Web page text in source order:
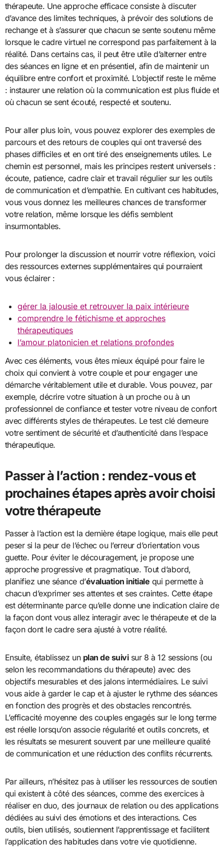
thérapeute. Une approche efficace consiste à discuter
d’avance des limites techniques, à prévoir des solutions de
rechange et à s’assurer que chacun se sente soutenu même
lorsque le cadre virtuel ne correspond pas parfaitement à la
réalité. Dans certains cas, il peut être utile d’alterner entre
des séances en ligne et en présentiel, afin de maintenir un
équilibre entre confort et proximité. L’objectif reste le même
: instaurer une relation où la communication est plus fluide et
où chacun se sent écouté, respecté et soutenu.
Pour aller plus loin, vous pouvez explorer des exemples de
parcours et des retours de couples qui ont traversé des
phases difficiles et en ont tiré des enseignements utiles. Le
chemin est personnel, mais les principes restent universels :
écoute, patience, cadre clair et travail régulier sur les outils
de communication et d’empathie. En cultivant ces habitudes,
vous vous donnez les meilleures chances de transformer
votre relation, même lorsque les défis semblent
insurmontables.
Pour prolonger la discussion et nourrir votre réflexion, voici
des ressources externes supplémentaires qui pourraient
vous éclairer :
gérer la jalousie et retrouver la paix intérieure
comprendre le fétichisme et approches
thérapeutiques
l’amour platonicien et relations profondes
Avec ces éléments, vous êtes mieux équipé pour faire le
choix qui convient à votre couple et pour engager une
démarche véritablement utile et durable. Vous pouvez, par
exemple, décrire votre situation à un proche ou à un
professionnel de confiance et tester votre niveau de confort
avec différents styles de thérapeutes. Le test clé demeure
votre sentiment de sécurité et d’authenticité dans l’espace
thérapeutique.
Passer à l’action : rendez-vous et
prochaines étapes après avoir choisi
votre thérapeute
Passer à l’action est la dernière étape logique, mais elle peut
peser si la peur de l’échec ou l’erreur d’orientation vous
guette. Pour éviter le découragement, je propose une
approche progressive et pragmatique. Tout d’abord,
planifiez une séance d’évaluation initiale qui permette à
chacun d’exprimer ses attentes et ses craintes. Cette étape
est déterminante parce qu’elle donne une indication claire de
la façon dont vous allez interagir avec le thérapeute et de la
façon dont le cadre sera ajusté à votre réalité.
Ensuite, établissez un plan de suivisur 8 à 12 sessions (ou
selon les recommandations du thérapeute) avec des
objectifs mesurables et des jalons intermédiaires. Le suivi
vous aide à garder le cap et à ajuster le rythme des séances
en fonction des progrès et des obstacles rencontrés.
L’efficacité moyenne des couples engagés sur le long terme
est réelle lorsqu’on associe régularité et outils concrets, et
les résultats se mesurent souvent par une meilleure qualité
de communication et une réduction des conflits récurrents.
Par ailleurs, n’hésitez pas à utiliser les ressources de soutien
qui existent à côté des séances, comme des exercices à
réaliser en duo, des journaux de relation ou des applications
dédiées au suivi des émotions et des interactions. Ces
outils, bien utilisés, soutiennent l’apprentissage et facilitent
l’application des habitudes dans votre vie quotidienne.